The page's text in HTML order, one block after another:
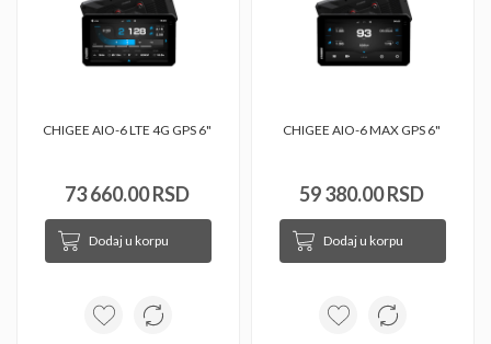
CHIGEE AIO-6 LTE 4G GPS 6"
73 660.00 RSD
Dodaj u korpu
CHIGEE AIO-6 MAX GPS 6"
59 380.00 RSD
Dodaj u korpu